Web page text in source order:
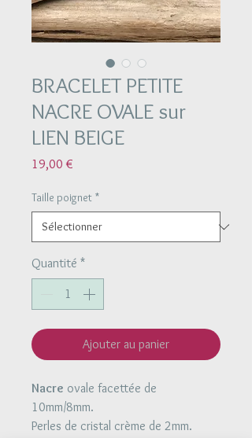
BRACELET PETITE
NACRE OVALE sur
LIEN BEIGE
19,00 €
Taille poignet *
Quantité *
Ajouter au panier
Nacre ovale facettée de
10mm/8mm.
Perles de cristal crème de 2mm.